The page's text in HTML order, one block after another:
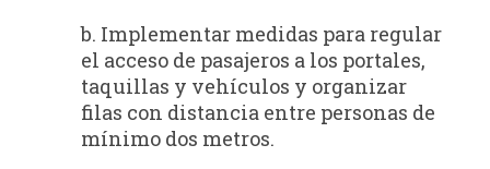
b. Implementar medidas para regular
el acceso de pasajeros a los portales,
taquillas y vehículos y organizar
filas con distancia entre personas de
mínimo dos metros.